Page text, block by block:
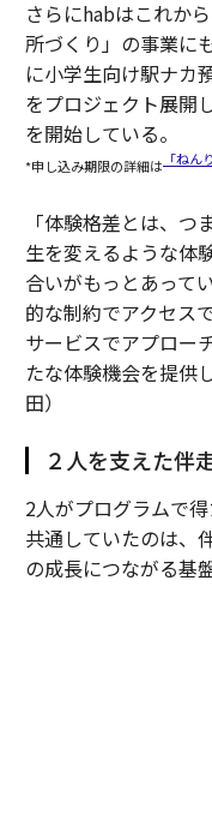
さらにhabはこれか
所づくり」の事業に
に小学生向け駅ナカ
をプロジェクト展開
を開始している。
*申し込み期限の詳細は 「ねん
「体験格差とは、
生を変えるような体
合いがもっとあって
的な制約でアクセス
サービスでアプロー
たな体験機会を提供
田）
２人を支えた伴
2人がプログラムで
共通していたのは、
の成長につながる基